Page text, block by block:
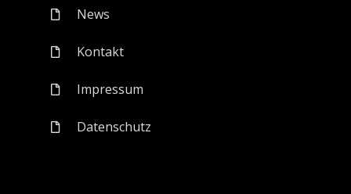
News
Kontakt
Impressum
Datenschutz